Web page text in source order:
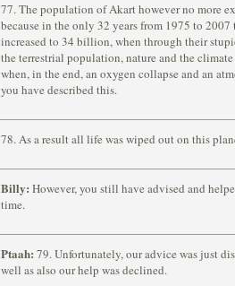
77. The population of Akart however no more
because in the only 32 years from 1975 to
increased to 34 billion, when through their
the terrestrial population, nature and the
when, in the end, an oxygen collapse and an
you have described this.
78. As a result all life was wiped out on this
Billy: However, you still have advised and
time.
Ptaah: 79. Unfortunately, our advice was just
well as also our help was declined.